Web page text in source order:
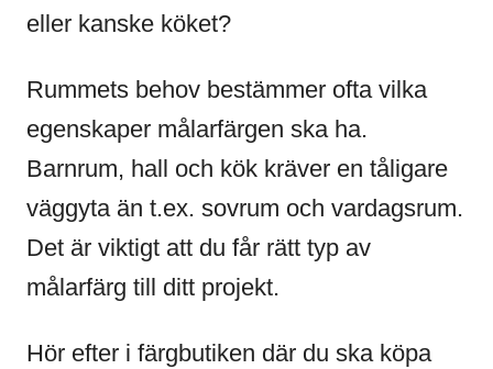
eller kanske köket?
Rummets behov bestämmer ofta vilka
egenskaper målarfärgen ska ha.
Barnrum, hall och kök kräver en tåligare
väggyta än t.ex. sovrum och vardagsrum.
Det är viktigt att du får rätt typ av
målarfärg till ditt projekt.
Hör efter i färgbutiken där du ska köpa